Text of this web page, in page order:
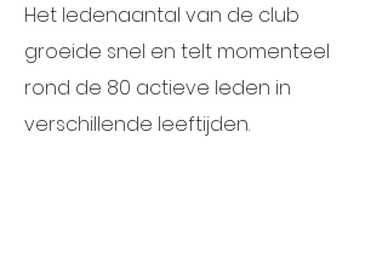
Het ledenaantal van de club
groeide snel en telt momenteel
rond de 80 actieve leden in
verschillende leeftijden.